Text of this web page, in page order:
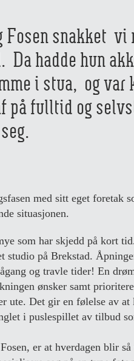
snakket vi
hadde hun
i stua, og var
på fulltid og
med sitt eget foretak
situasjonen.
som har skjedd på kort
på Brekstad.
og travle tider! En
ønsker samt
ute. Det gir en følelse av
i puslespillet av tilbud
er at hverdagen blir